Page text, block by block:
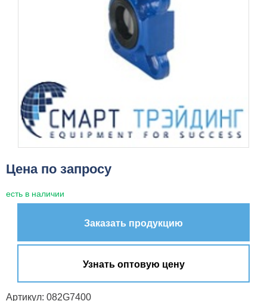
Цена по запросу
есть в наличии
Заказать продукцию
Узнать оптовую цену
Артикул: 082G7400